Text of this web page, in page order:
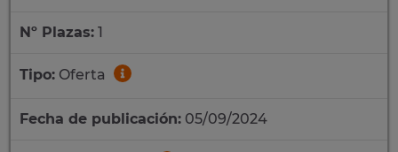
Nº Plazas: 1
Tipo: Oferta
Fecha de publicación: 05/09/2024